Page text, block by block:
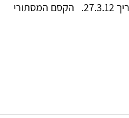
באוניברסיטת חיפה התקיים בתאריך 27.3.12. הקסם המסתורי